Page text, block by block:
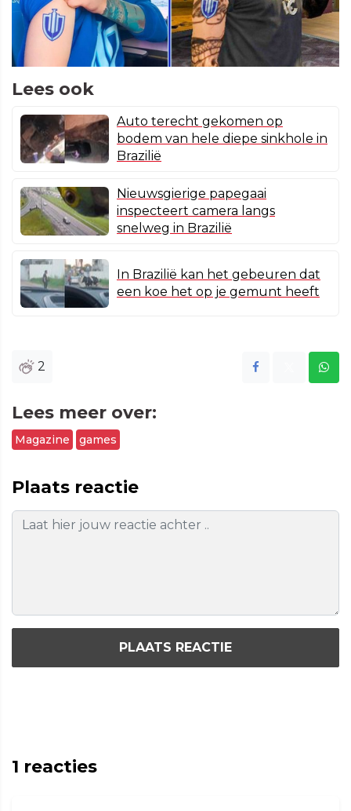
Lees ook
Auto terecht gekomen op
bodem van hele diepe sinkhole in
Brazilië
Nieuwsgierige papegaai
inspecteert camera langs
snelweg in Brazilië
In Brazilië kan het gebeuren dat
een koe het op je gemunt heeft
2
Lees meer over:
Magazine games
Plaats reactie
PLAATS REACTIE
1 reacties